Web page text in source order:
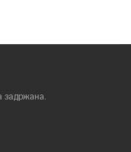
задржана.